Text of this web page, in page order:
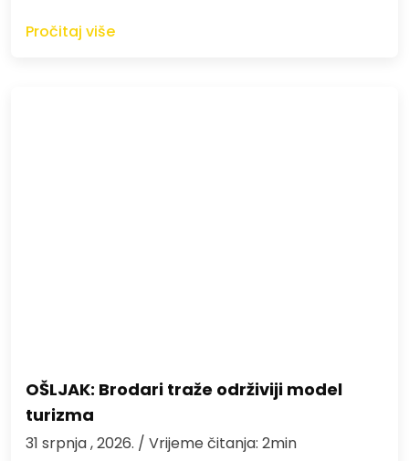
Pročitaj više
OŠLJAK: Brodari traže održiviji model
turizma
31 srpnja , 2026. / Vrijeme čitanja: 2min